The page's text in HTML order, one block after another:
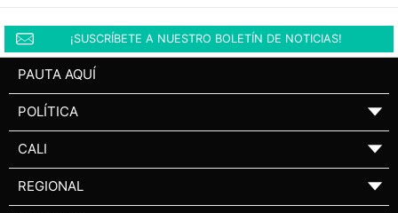
¡SUSCRÍBETE A NUESTRO BOLETÍN DE NOTICIAS!
PAUTA AQUÍ
POLÍTICA ▼
CALI ▼
REGIONAL ▼